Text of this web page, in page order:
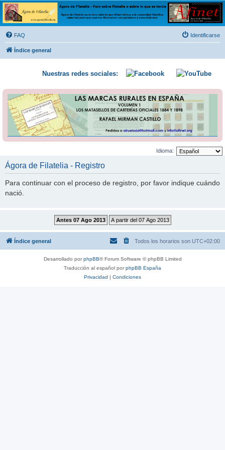
Ágora de Filatelia
Foro sobre filatelia o sobre lo que se tercie. Ágora de Filatelia es un foro abierto que Afinet
ofrece a la comunidad filatélica universal para que exprese libremente sus opiniones y
conocimientos
FAQ Identificarse
Índice general
Nuestras redes sociales:
Idioma:
Ágora de Filatelia - Registro
Para continuar con el proceso de registro, por favor indique cuándo
nació.
Índice general Todos los horarios son UTC+02:00
Desarrollado porphpBB® Forum Software © phpBB Limited
Traducción al español porphpBB España
Privacidad
Condiciones